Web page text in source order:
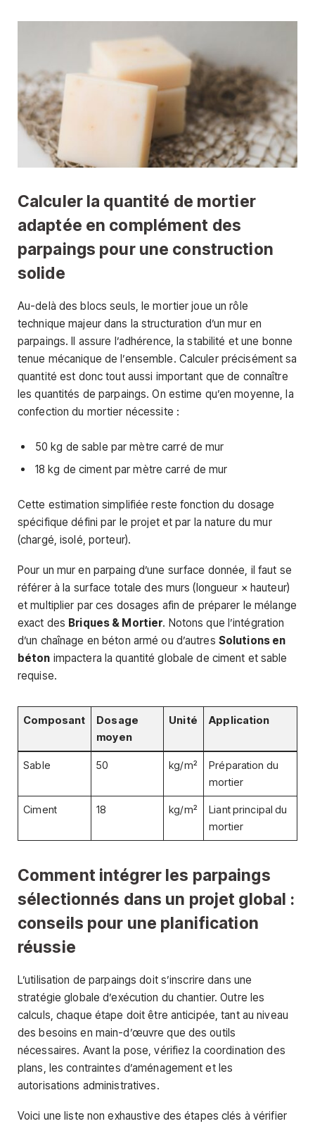
Calculer la quantité de mortier
adaptée en complément des
parpaings pour une construction
solide
Au-delà des blocs seuls, le mortier joue un rôle
technique majeur dans la structuration d’un mur en
parpaings. Il assure l’adhérence, la stabilité et une bonne
tenue mécanique de l’ensemble. Calculer précisément sa
quantité est donc tout aussi important que de connaître
les quantités de parpaings. On estime qu’en moyenne, la
confection du mortier nécessite :
50 kg de sable par mètre carré de mur
18 kg de ciment par mètre carré de mur
Cette estimation simplifiée reste fonction du dosage
spécifique défini par le projet et par la nature du mur
(chargé, isolé, porteur).
Pour un mur en parpaing d’une surface donnée, il faut se
référer à la surface totale des murs (longueur × hauteur)
et multiplier par ces dosages afin de préparer le mélange
exact des Briques & Mortier. Notons que l’intégration
d’un chaînage en béton armé ou d’autres Solutions en
béton impactera la quantité globale de ciment et sable
requise.
Composant
Dosage
moyen
Unité Application
Sable 50 kg/m²
Préparation du
mortier
Ciment 18 kg/m²
Liant principal du
mortier
Comment intégrer les parpaings
sélectionnés dans un projet global :
conseils pour une planification
réussie
L’utilisation de parpaings doit s’inscrire dans une
stratégie globale d’exécution du chantier. Outre les
calculs, chaque étape doit être anticipée, tant au niveau
des besoins en main-d’œuvre que des outils
nécessaires. Avant la pose, vérifiez la coordination des
plans, les contraintes d’aménagement et les
autorisations administratives.
Voici une liste non exhaustive des étapes clés à vérifier